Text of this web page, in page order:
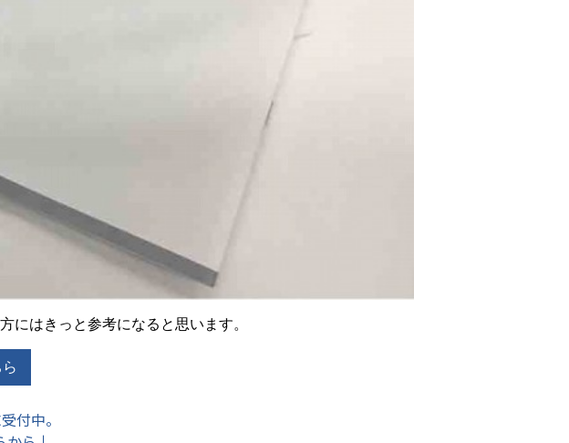
にはきっと参考になると思います。
付中。